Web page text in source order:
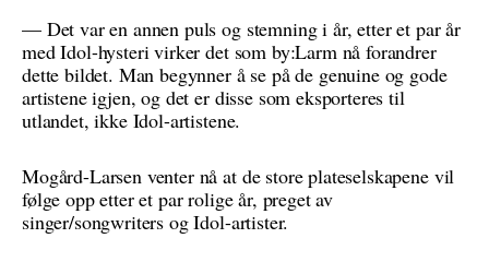
— Det var en annen puls og stemning i år, etter et par år
med Idol-hysteri virker det som by:Larm nå forandrer
dette bildet. Man begynner å se på de genuine og gode
artistene igjen, og det er disse som eksporteres til
utlandet, ikke Idol-artistene.
Mogård-Larsen venter nå at de store plateselskapene vil
følge opp etter et par rolige år, preget av
singer/songwriters og Idol-artister.